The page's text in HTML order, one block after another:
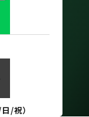
/祝）